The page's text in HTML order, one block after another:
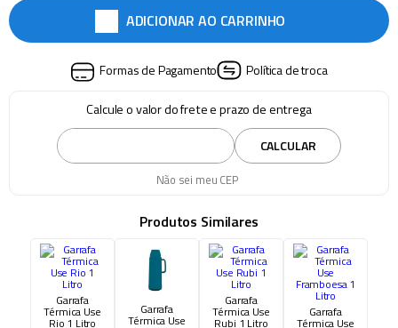
ADICIONAR AO CARRINHO
Formas de Pagamento Política de troca
Calcule o valor do frete e prazo de entrega
Não sei meu CEP
CALCULAR
Produtos Similares
Garrafa
Térmica Use
Rio 1 Litro
Garrafa
Térmica Use
Garrafa
Térmica Use
Rubi 1 Litro
Garrafa
Térmica Use